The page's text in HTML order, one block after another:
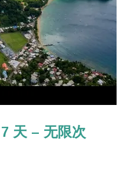
天 – 无限次